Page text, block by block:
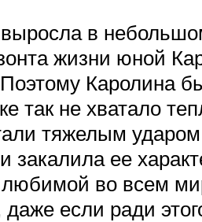
в
жизни юной
Каролина
так не хватало
тяжелым
закалила ее
во всем
если ради